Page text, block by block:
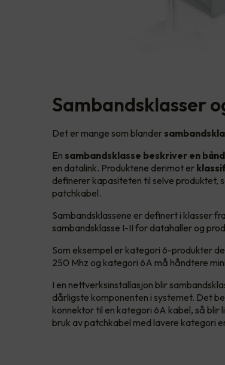
Sambandsklasser
Det er mange som blander
En sambandsklasse beskriver en
en datalink. Produktene derimot er
definerer kapasiteten til selve produktet,
patchkabel.
Sambandsklassene er definert i klasser
sambandsklasse I-II for datahaller og
Som eksempel er kategori 6-produkter
250 Mhz og kategori 6A må håndtere
I en nettverksinstallasjon blir
dårligste komponenten i systemet. Det
konnektor til en kategori 6A kabel, så blir
bruk av patchkabel med lavere kategori